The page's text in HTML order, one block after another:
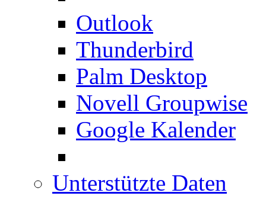
Outlook
Thunderbird
Palm Desktop
Novell Groupwise
Google Kalender
Unterstützte Daten